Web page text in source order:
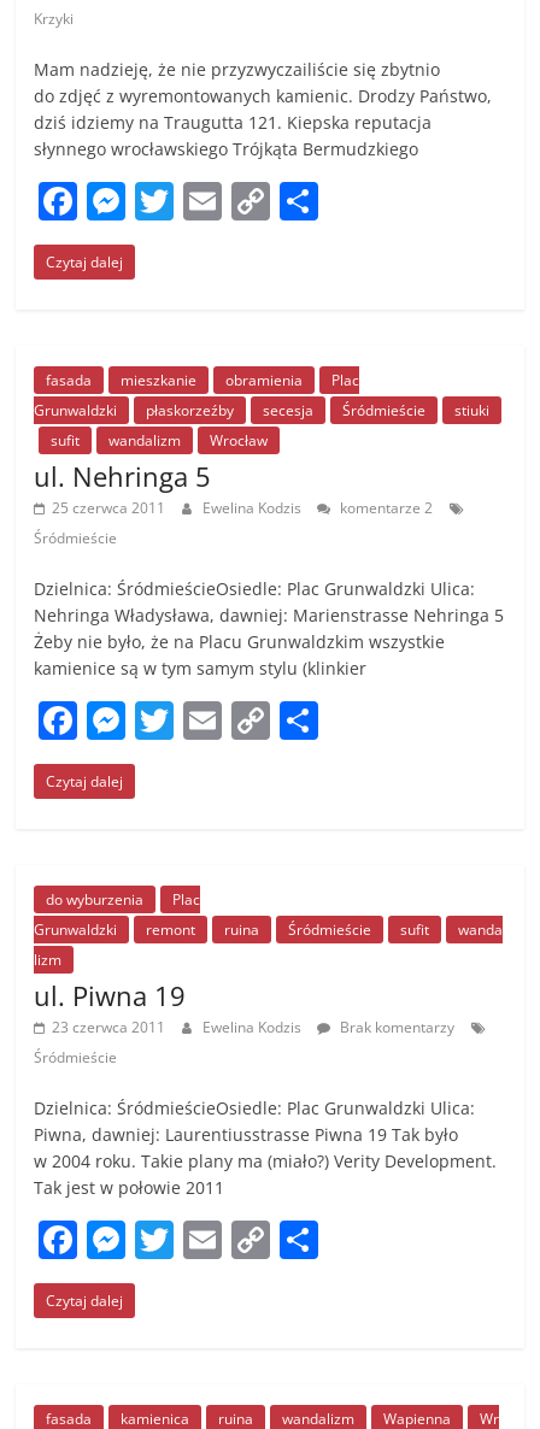
Krzyki
Mam nadzieję, że nie przyzwyczailiście się zbytnio
do zdjęć z wyremontowanych kamienic. Drodzy Państwo,
dziś idziemy na Traugutta 121. Kiepska reputacja
słynnego wrocławskiego Trójkąta Bermudzkiego
F
a
c
b
o
o
k
M
e
ss
n
g
er
T E C
Li
n
k
Czytaj dalej
fasada mieszkanie obramienia
Plac
Grunwaldzki
płaskorzeźby secesja Śródmieście
stiuki
sufit
wandalizm Wrocław
ul. Nehringa 5
25 czerwca 2011 Ewelina Kodzis
komentarze 2
Śródmieście
Dzielnica: ŚródmieścieOsiedle: Plac Grunwaldzki Ulica:
Nehringa Władysława, dawniej: Marienstrasse Nehringa 5
Żeby nie było, że na Placu Grunwaldzkim wszystkie
kamienice są w tym samym stylu (klinkier
F
a
c
b
o
o
k
M
e
ss
n
g
er
T E C
n
k
Czytaj dalej
do wyburzenia
Plac
Grunwaldzki
remont ruina Śródmieście sufit
wanda
lizm
ul. Piwna 19
23 czerwca 2011 Ewelina Kodzis
Brak komentarzy
Śródmieście
Dzielnica: ŚródmieścieOsiedle: Plac Grunwaldzki Ulica:
Piwna, dawniej: Laurentiusstrasse Piwna 19 Tak było
w 2004 roku. Takie plany ma (miało?) Verity Development.
Tak jest w połowie 2011
F
a
c
b
M
e
ss
n
T E C
Li
Czytaj dalej
fasada kamienica ruina wandalizm Wapienna Wr